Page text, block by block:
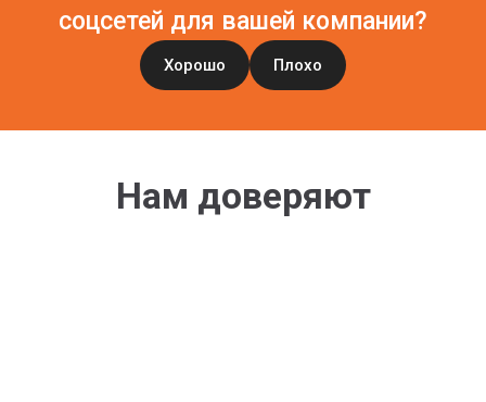
Хорошо Плохо
соцсетей для вашей компании?
Нам доверяют